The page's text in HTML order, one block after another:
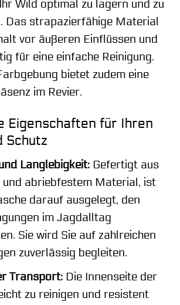
Wild optimal zu lagern und zu
Das strapazierfähige Material
vor äußeren Einflüssen und
für eine einfache Reinigung.
bietet zudem eine
im Revier.
Eigenschaften für Ihren
Schutz
Langlebigkeit:Gefertigt aus
und abriebfestem Material, ist
darauf ausgelegt, den
im Jagdalltag
Sie wird Sie auf zahlreichen
zuverlässig begleiten.
Transport:Die Innenseite der
zu reinigen und resistent